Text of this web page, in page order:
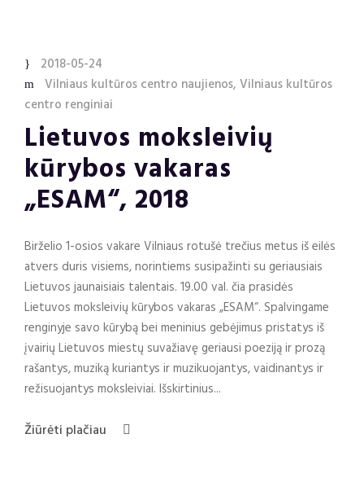
2018-05-24
Vilniaus kultūros centro naujienos, Vilniaus kultūros
centro renginiai
Lietuvos moksleivių
kūrybos vakaras
„ESAM“, 2018
Birželio 1-osios vakare Vilniaus rotušė trečius metus iš eilės
atvers duris visiems, norintiems susipažinti su geriausiais
Lietuvos jaunaisiais talentais. 19.00 val. čia prasidės
Lietuvos moksleivių kūrybos vakaras „ESAM“. Spalvingame
renginyje savo kūrybą bei meninius gebėjimus pristatys iš
įvairių Lietuvos miestų suvažiavę geriausi poeziją ir prozą
rašantys, muziką kuriantys ir muzikuojantys, vaidinantys ir
režisuojantys moksleiviai. Išskirtinius...
Žiūrėti plačiau